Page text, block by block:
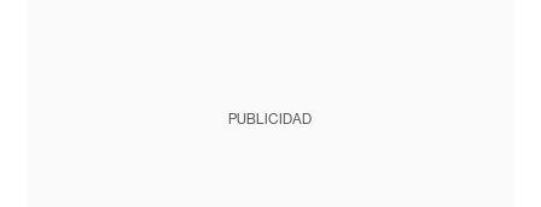
PUBLICIDAD